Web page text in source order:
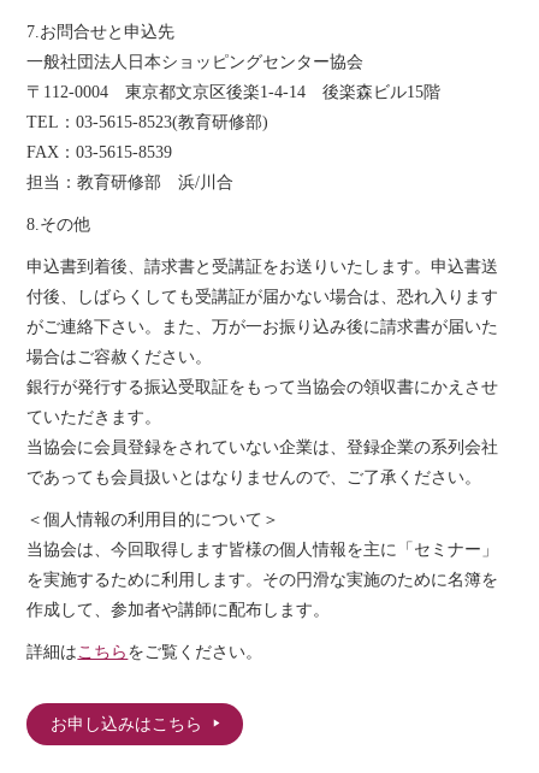
7.お問合せと申込先
一般社団法人日本ショッピングセンター協会
〒112-0004 東京都文京区後楽1-4-14 後楽森ビル15階
TEL：03-5615-8523(教育研修部)
FAX：03-5615-8539
担当：教育研修部 浜/川合
8.その他
申込書到着後、請求書と受講証をお送りいたします。申込書送
付後、しばらくしても受講証が届かない場合は、恐れ入ります
がご連絡下さい。また、万が一お振り込み後に請求書が届いた
場合はご容赦ください。
銀行が発行する振込受取証をもって当協会の領収書にかえさせ
ていただきます。
当協会に会員登録をされていない企業は、登録企業の系列会社
であっても会員扱いとはなりませんので、ご了承ください。
＜個人情報の利用目的について＞
当協会は、今回取得します皆様の個人情報を主に「セミナー」
を実施するために利用します。その円滑な実施のために名簿を
作成して、参加者や講師に配布します。
詳細はこちら をご覧ください。
お申し込みはこちら